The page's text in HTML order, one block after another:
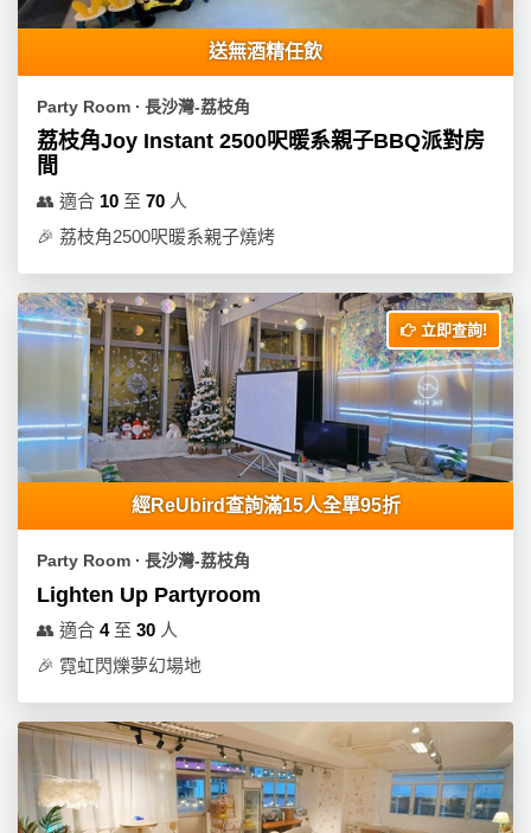
送無酒精任飲
Party Room ∙ 長沙灣-荔枝角
荔枝角Joy Instant 2500呎暖系親子BBQ派對房
間
👥 適合 10 至 70 人
🎉 荔枝角2500呎暖系親子燒烤
立即查詢!
經ReUbird查詢滿15人全單95折
Party Room ∙ 長沙灣-荔枝角
Lighten Up Partyroom
👥 適合 4至 30 人
🎉 霓虹閃爍夢幻場地